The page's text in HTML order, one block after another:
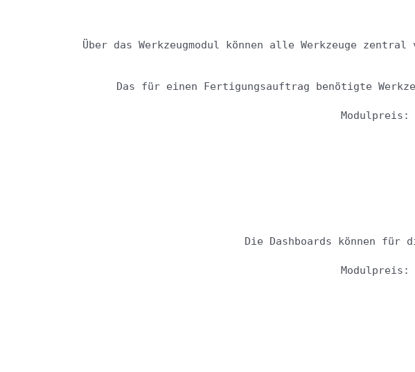
Über das Werkzeugmodul können alle Werkzeuge
Das für einen Fertigungsauftrag benötigte
Die Dashboards können